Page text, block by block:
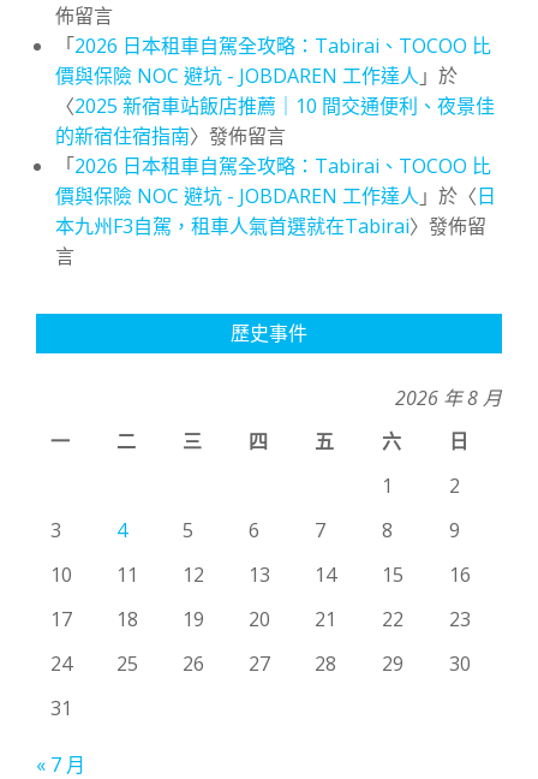
佈留言
「2026 日本租車自駕全攻略：Tabirai、TOCOO 比
價與保險 NOC 避坑 - JOBDAREN 工作達人 」於
〈2025 新宿車站飯店推薦｜10 間交通便利、夜景佳
的新宿住宿指南〉發佈留言
「2026 日本租車自駕全攻略：Tabirai、TOCOO 比
價與保險 NOC 避坑 - JOBDAREN 工作達人 」於〈日
本九州F3自駕，租車人氣首選就在Tabirai〉發佈留
言
歷史事件
2026 年 8 月
一
二 三 四 五 六
日
1
2
3
4 5 6 7 8
9
10
11 12 13 14 15
16
17
18 19 20 21 22
23
24
25 26 27 28 29
30
31
« 7 月